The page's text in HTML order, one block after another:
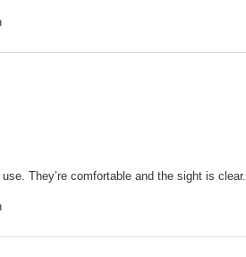
They’re comfortable and the sight is clear.